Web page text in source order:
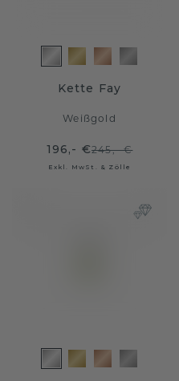
Kette Fay
Weißgold
196,- €245,- €
Exkl. MwSt. & Zölle